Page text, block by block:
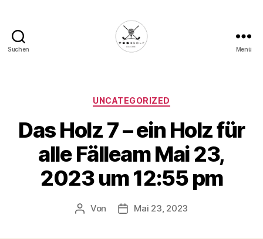
Suchen
Deine
Plattform
für
Golfbegeisterte!
Menü
Kategorien
UNCATEGORIZED
Das Holz 7 – ein Holz für
alle Fälleam Mai 23,
2023 um 12:55 pm
Beitragsautor
Von Veröffentlichungsdatum
Mai 23, 2023